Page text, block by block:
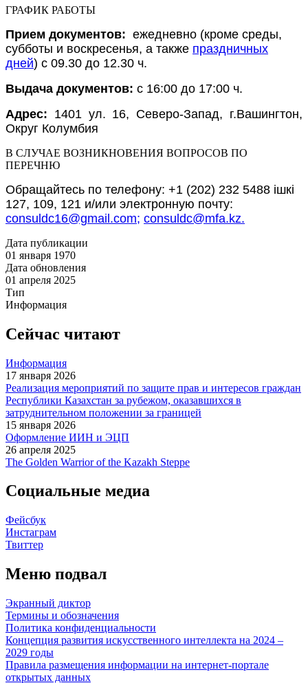
ГРАФИК РАБОТЫ
Прием документов: ежедневно (кроме среды,
субботы и воскресенья, а также праздничных
дней) c 09.30 до 12.30 ч.
Выдача документов: с 16:00 до 17:00 ч.
Адрес: 1401 ул. 16, Северо-Запад, г.Вашингтон,
Округ Колумбия
В СЛУЧАЕ ВОЗНИКНОВЕНИЯ ВОПРОСОВ ПО
ПЕРЕЧНЮ
Обращайтесь по телефону: +1 (202) 232 5488 ішкі
127, 109, 121 и/или электронную почту:
consuldc16@gmail.com; consuldc@mfa.kz.
Дата публикации
01 января 1970
Дата обновления
01 апреля 2025
Тип
Информация
Сейчас читают
Информация
17 января 2026
Реализация мероприятий по защите прав и интересов граждан
Республики Казахстан за рубежом, оказавшихся в
затруднительном положении за границей
15 января 2026
Оформление ИИН и ЭЦП
26 апреля 2025
The Golden Warrior of the Kazakh Steppe
Социальные медиа
Фейсбук
Инстаграм
Твиттер
Меню подвал
Экранный диктор
Термины и обозначения
Политика конфиденциальности
Концепция развития искусственного интеллекта на 2024 –
2029 годы
Правила размещения информации на интернет-портале
открытых данных